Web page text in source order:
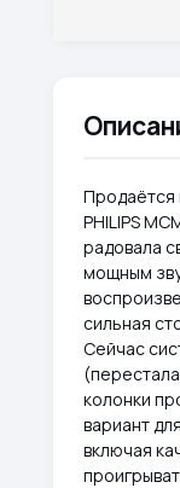
Продаётся
PHILIPS
радовала
мощным
сильная
Сейчас
колонки
вариант
включая